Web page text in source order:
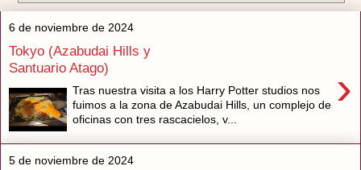
6 de noviembre de 2024
Tokyo (Azabudai Hills y
Santuario Atago)
›
Tras nuestra visita a los Harry Potter studios nos
fuimos a la zona de Azabudai Hills, un complejo de
oficinas con tres rascacielos, v...
5 de noviembre de 2024